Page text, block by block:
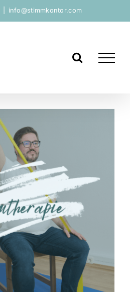
info@stimmkontor.com